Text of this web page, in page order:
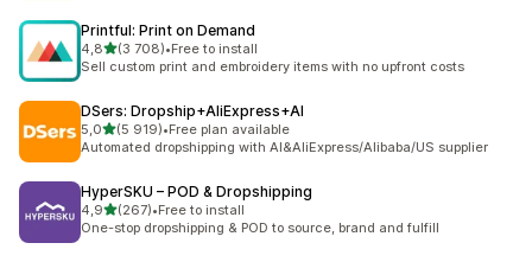
Printful: Print on Demand
4,8/ 5 tähteä
(3 708)
3708 arvostelua yhteensä
•Free to install
Sell custom print and embroidery items with no upfront costs
DSers: Dropship+AliExpress+AI
5,0/ 5 tähteä
(5 919)
5919 arvostelua yhteensä
•Free plan available
Automated dropshipping with AI&AliExpress/Alibaba/US supplier
HyperSKU – POD & Dropshipping
4,9/ 5 tähteä
(267)
267 arvostelua yhteensä
•Free to install
One-stop dropshipping & POD to source, brand and fulfill